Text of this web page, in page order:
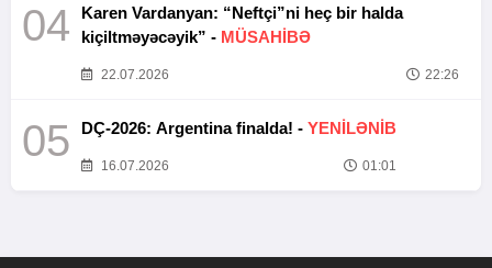
04
Karen Vardanyan: “Neftçi”ni heç bir halda
kiçiltməyəcəyik” - MÜSAHİBƏ
22.07.2026 22:26
05 DÇ-2026: Argentina finalda! - YENİLƏNİB
16.07.2026 01:01